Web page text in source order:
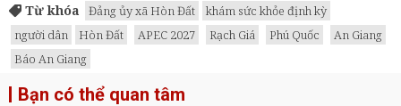
Từ khóa Đảng ủy xã Hòn Đất
khám sức khỏe định kỳ
người dân
Hòn Đất APEC 2027 Rạch Giá Phú Quốc
An Giang
Báo An Giang
Bạn có thể quan tâm